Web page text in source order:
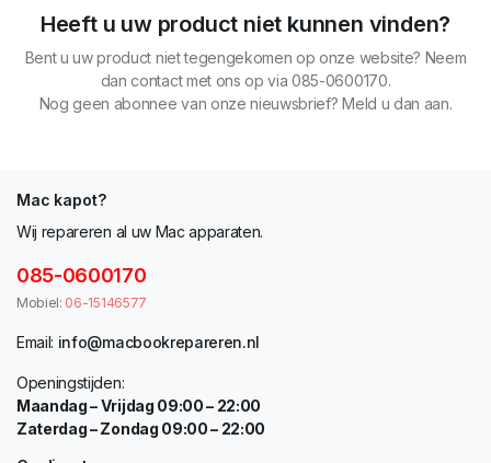
Heeft u uw product niet kunnen vinden?
Bent u uw product niet tegengekomen op onze website? Neem
dan contact met ons op via 085-0600170.
Nog geen abonnee van onze nieuwsbrief? Meld u dan aan.
Mac kapot?
Wij repareren al uw Mac apparaten.
085-0600170
Mobiel: 06-15146577
Email: info@macbookrepareren.nl
Openingstijden:
Maandag – Vrijdag 09:00 – 22:00
Zaterdag – Zondag 09:00 – 22:00